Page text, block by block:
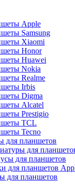
Apple
Samsung
Xiaomi
Honor
Huawei
Nokia
Realme
Irbis
Digma
Alcatel
Prestigio
TCL
Tecno
для планшетов
для
для планшетов
для планшетов
для планшетов